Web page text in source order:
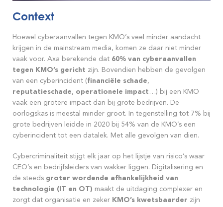
Context
Hoewel cyberaanvallen tegen KMO’s veel minder aandacht
krijgen in de mainstream media, komen ze daar niet minder
vaak voor. Axa berekende dat 60% van cyberaanvallen
tegen KMO’s gericht zijn. Bovendien hebben de gevolgen
van een cyberincident (financiële schade,
reputatieschade, operationele impact …) bij een KMO
vaak een grotere impact dan bij grote bedrijven. De
oorlogskas is meestal minder groot. In tegenstelling tot 7% bij
grote bedrijven leidde in 2020 bij 54% van de KMO’s een
cyberincident tot een datalek. Met alle gevolgen van dien.
Cybercriminaliteit stijgt elk jaar op het lijstje van risico’s waar
CEO’s en bedrijfsleiders van wakker liggen. Digitalisering en
de steeds groter wordende afhankelijkheid van
technologie (IT en OT) maakt de uitdaging complexer en
zorgt dat organisatie en zeker KMO’s kwetsbaarder zijn